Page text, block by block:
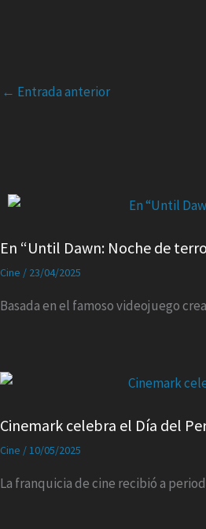
← Entrada anterior
En “Until Dawn: Noche de
Cine / 23/04/2025
Basada en el famoso videojuego
Cinemark celebra el Día del
Cine /10/05/2025
La franquicia de cine recibió a